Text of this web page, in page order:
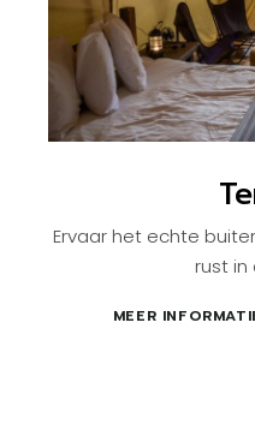
Ervaar het echte
rust in
MEER